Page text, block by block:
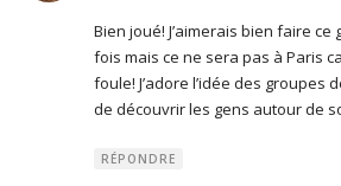
Bien joué! J’aimerais bien faire
fois mais ce ne sera pas à Paris
foule! J’adore l’idée des groupes
de découvrir les gens autour de
RÉPONDRE